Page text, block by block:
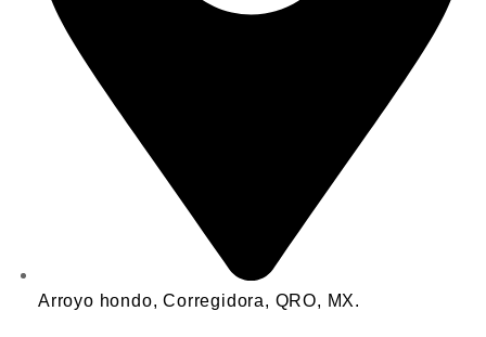
Arroyo hondo, Corregidora, QRO, MX.